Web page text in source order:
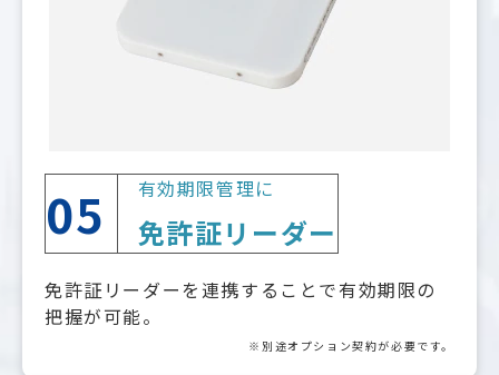
05 有効期限管理に
免許証リーダー
免許証リーダーを連携することで有効期限の
把握が可能。
※別途オプション契約が必要です。